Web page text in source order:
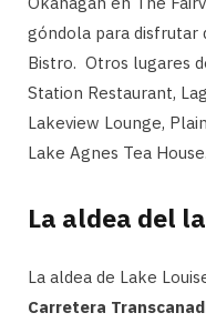
góndola para disfrutar
Bistro. Otros lugares
Station Restaurant,
Lakeview Lounge,
Lake Agnes Tea House.
La aldea del
La aldea de Lake
Carretera